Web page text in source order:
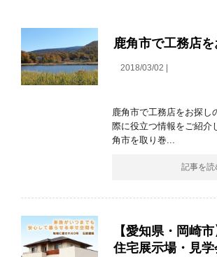
鹿角市で工務店
2018/03/02 |
鹿角市で工務店をお探し
際に役立つ情報をご紹介
角市を取り巻...
記事を読
【愛知県・岡崎
住宅展示場・見